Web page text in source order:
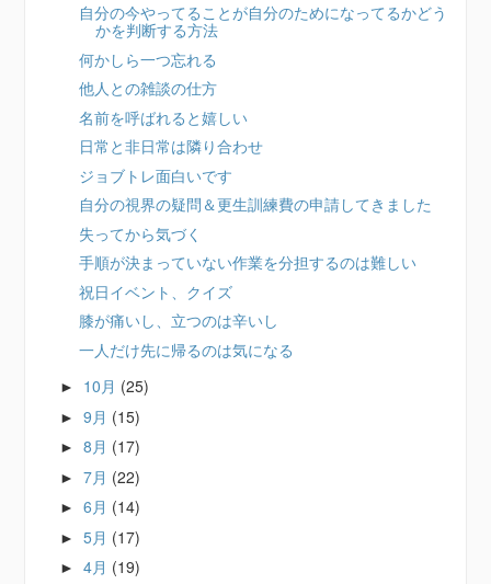
自分の今やってることが自分のためになってるかどう
かを判断する方法
何かしら一つ忘れる
他人との雑談の仕方
名前を呼ばれると嬉しい
日常と非日常は隣り合わせ
ジョブトレ面白いです
自分の視界の疑問＆更生訓練費の申請してきました
失ってから気づく
手順が決まっていない作業を分担するのは難しい
祝日イベント、クイズ
膝が痛いし、立つのは辛いし
一人だけ先に帰るのは気になる
► 10月 (25)
►9月 (15)
►8月 (17)
►7月 (22)
►6月 (14)
►5月 (17)
►4月 (19)